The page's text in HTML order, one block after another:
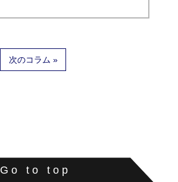
次のコラム »
Go to top